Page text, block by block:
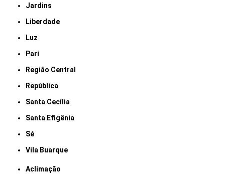
Jardins
Liberdade
Luz
Pari
Região Central
República
Santa Cecília
Santa Efigênia
Sé
Vila Buarque
Aclimação